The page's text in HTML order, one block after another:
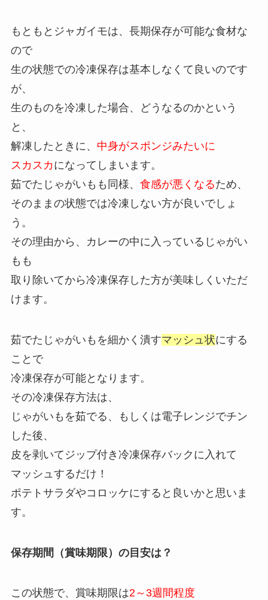
もともとジャガイモは、長期保存が可能な食材な
ので
生の状態での冷凍保存は基本しなくて良いのです
が、
生のものを冷凍した場合、どうなるのかという
と、
解凍したときに、 中身がスポンジみたいに
スカスカになってしまいます。
茹でたじゃがいもも同様、 食感が悪くなるため、
そのままの状態では冷凍しない方が良いでしょ
う。
その理由から、カレーの中に入っているじゃがい
もも
取り除いてから冷凍保存した方が美味しくいただ
けます。
茹でたじゃがいもを細かく潰すマッシュ状にする
ことで
冷凍保存が可能となります。
その冷凍保存方法は、
じゃがいもを茹でる、もしくは電子レンジでチン
した後、
皮を剥いてジップ付き冷凍保存バックに入れて
マッシュするだけ！
ポテトサラダやコロッケにすると良いかと思いま
す。
保存期間（賞味期限）の目安は？
この状態で、賞味期限は2～3週間程度